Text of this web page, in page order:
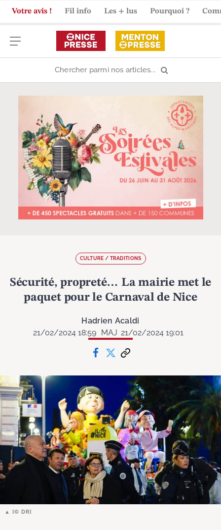
Votre avis ! Fil info Les + lus Pourquoi ?
CULTURE / TRADITIONS
Sécurité, propreté… La mairie met le
paquet pour le Carnaval de Nice
Hadrien Acaldi
21/02/2024 18:59
MAJ 21/02/2024 19:01
[© DR]